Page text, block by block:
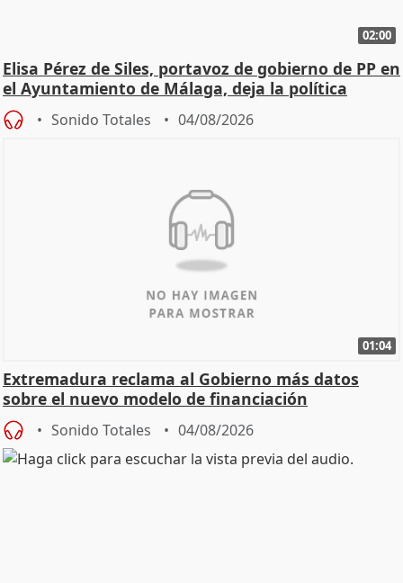
02:00
Elisa Pérez de Siles, portavoz de gobierno de PP en
el Ayuntamiento de Málaga, deja la política
Sonido Totales 04/08/2026
01:04
Extremadura reclama al Gobierno más datos
sobre el nuevo modelo de financiación
Sonido Totales 04/08/2026